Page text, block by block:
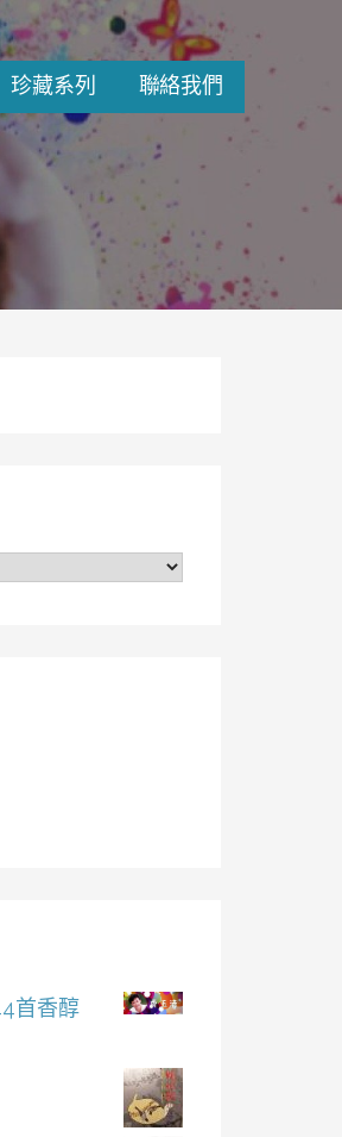
珍藏系列 聯絡我們
首香醇